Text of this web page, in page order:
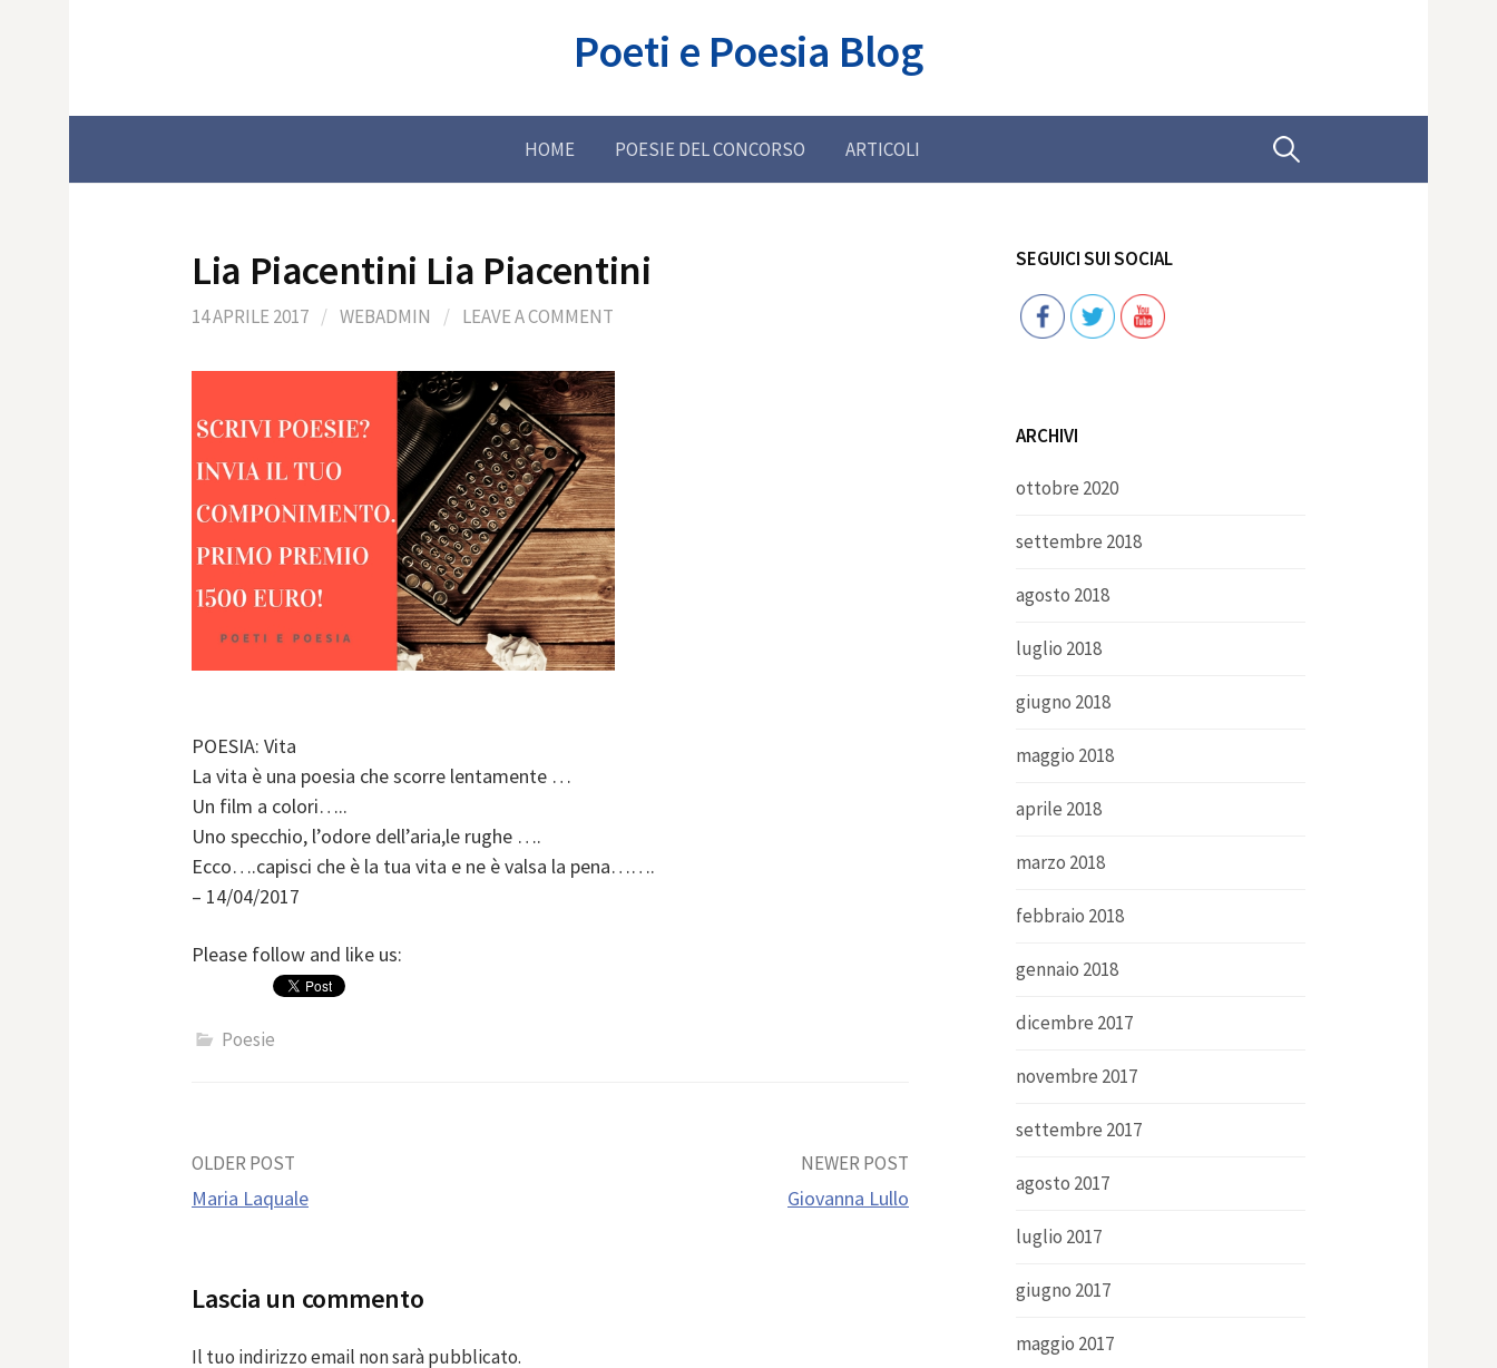
Poeti e Poesia Blog
HOME POESIE DEL CONCORSO ARTICOLI Ricerca
Lia Piacentini Lia Piacentini
14 APRILE 2017 / WEBADMIN / LEAVE A COMMENT
POESIA: Vita
La vita è una poesia che scorre lentamente …
Un film a colori…..
Uno specchio, l’odore dell’aria,le rughe ….
Ecco….capisci che è la tua vita e ne è valsa la pena…….
– 14/04/2017
Please follow and like us:
Poesie
Post
OLDER POST
Maria Laquale
NEWER POST
Giovanna Lullo
Lascia un commento
Il tuo indirizzo email non sarà pubblicato.
SEGUICI SUI SOCIAL
Follow
ARCHIVI
ottobre 2020
settembre 2018
agosto 2018
luglio 2018
giugno 2018
maggio 2018
aprile 2018
marzo 2018
febbraio 2018
gennaio 2018
dicembre 2017
novembre 2017
settembre 2017
agosto 2017
luglio 2017
giugno 2017
maggio 2017